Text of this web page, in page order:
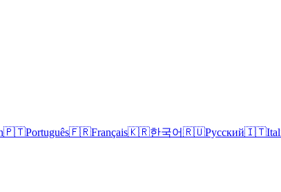
🇵🇹Português🇫🇷Français🇰🇷한국어🇷🇺Русский🇮🇹